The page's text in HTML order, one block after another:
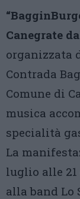
Canegrate
organizzata
Contrada
Comune di
musica
specialità
La
luglio alle
alla band Lo